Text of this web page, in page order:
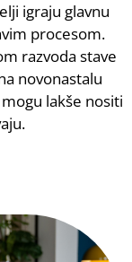
igraju glavnu
procesom.
razvoda stave
novonastalu
lakše nositi